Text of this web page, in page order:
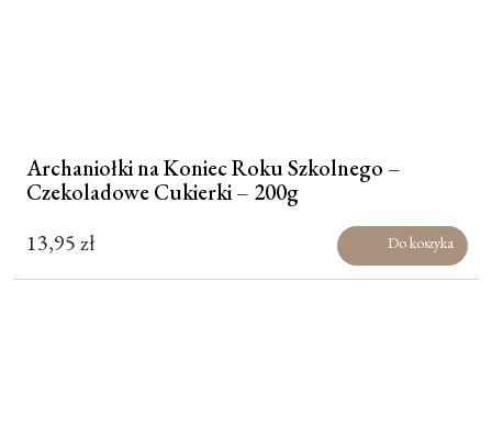
Archaniołki na Koniec Roku Szkolnego –
Czekoladowe Cukierki – 200g
13,95zł Do koszyka